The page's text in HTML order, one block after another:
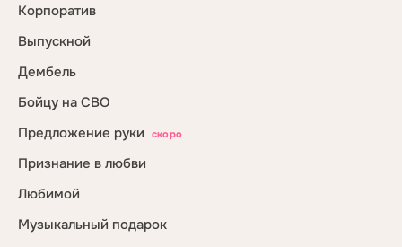
Корпоратив
Выпускной
Дембель
Бойцу на СВО
Предложение руки
скоро
Признание в любви
Любимой
Музыкальный подарок